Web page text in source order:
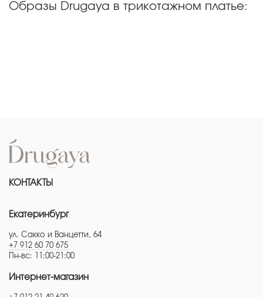
Образы Drugaya в трикотажном платье:
КОНТАКТЫ
Екатеринбург
ул. Сакко и Ванцетти, 64
+7 912 60 70 675
Пн-вс: 11:00-21:00
Интернет-магазин